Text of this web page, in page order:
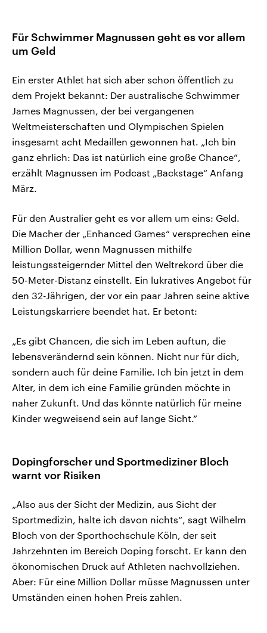
Für Schwimmer Magnussen geht es vor allem
um Geld
Ein erster Athlet hat sich aber schon öffentlich zu
dem Projekt bekannt: Der australische Schwimmer
James Magnussen, der bei vergangenen
Weltmeisterschaften und Olympischen Spielen
insgesamt acht Medaillen gewonnen hat. „Ich bin
ganz ehrlich: Das ist natürlich eine große Chance“,
erzählt Magnussen im Podcast „Backstage“ Anfang
März.
Für den Australier geht es vor allem um eins: Geld.
Die Macher der „Enhanced Games“ versprechen eine
Million Dollar, wenn Magnussen mithilfe
leistungssteigernder Mittel den Weltrekord über die
50-Meter-Distanz einstellt. Ein lukratives Angebot für
den 32-Jährigen, der vor ein paar Jahren seine aktive
Leistungskarriere beendet hat. Er betont:
„Es gibt Chancen, die sich im Leben auftun, die
lebensverändernd sein können. Nicht nur für dich,
sondern auch für deine Familie. Ich bin jetzt in dem
Alter, in dem ich eine Familie gründen möchte in
naher Zukunft. Und das könnte natürlich für meine
Kinder wegweisend sein auf lange Sicht.“
Dopingforscher und Sportmediziner Bloch
warnt vor Risiken
„Also aus der Sicht der Medizin, aus Sicht der
Sportmedizin, halte ich davon nichts“, sagt Wilhelm
Bloch von der Sporthochschule Köln, der seit
Jahrzehnten im Bereich Doping forscht. Er kann den
ökonomischen Druck auf Athleten nachvollziehen.
Aber: Für eine Million Dollar müsse Magnussen unter
Umständen einen hohen Preis zahlen.